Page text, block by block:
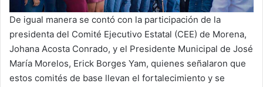
De igual manera se contó con la participación de la
presidenta del Comité Ejecutivo Estatal (CEE) de Morena,
Johana Acosta Conrado, y el Presidente Municipal de José
María Morelos, Erick Borges Yam, quienes señalaron que
estos comités de base llevan el fortalecimiento y se